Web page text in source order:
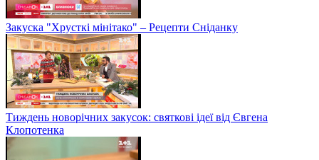
Закуска "Хрусткі мінітако" – Рецепти Сніданку
Тиждень новорічних закусок: святкові ідеї від Євгена
Клопотенка